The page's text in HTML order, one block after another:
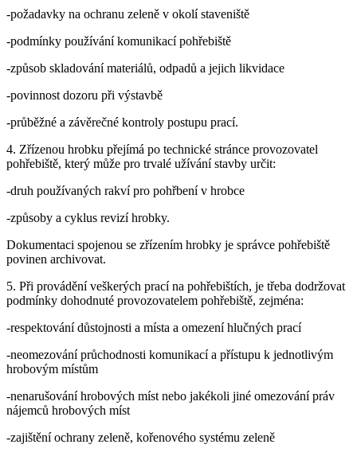
-požadavky na ochranu zeleně v okolí staveniště
-podmínky používání komunikací pohřebiště
-způsob skladování materiálů, odpadů a jejich likvidace
-povinnost dozoru při výstavbě
-průběžné a závěrečné kontroly postupu prací.
4. Zřízenou hrobku přejímá po technické stránce provozovatel
pohřebiště, který může pro trvalé užívání stavby určit:
-druh používaných rakví pro pohřbení v hrobce
-způsoby a cyklus revizí hrobky.
Dokumentaci spojenou se zřízením hrobky je správce pohřebiště
povinen archivovat.
5. Při provádění veškerých prací na pohřebištích, je třeba dodržovat
podmínky dohodnuté provozovatelem pohřebiště, zejména:
-respektování důstojnosti a místa a omezení hlučných prací
-neomezování průchodnosti komunikací a přístupu k jednotlivým
hrobovým místům
-nenarušování hrobových míst nebo jakékoli jiné omezování práv
nájemců hrobových míst
-zajištění ochrany zeleně, kořenového systému zeleně